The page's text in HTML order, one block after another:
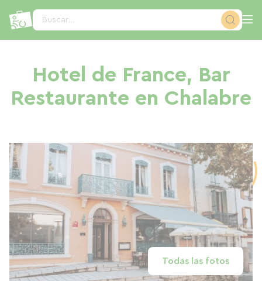
Buscar...
Hotel de France, Bar
Restaurante en Chalabre
Todas las fotos
Panel de gestión de cookies